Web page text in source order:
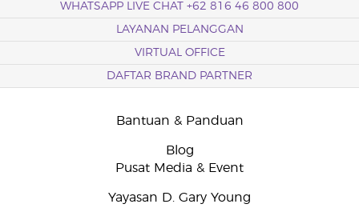
WHATSAPP LIVE CHAT +62 816 46 800 800
LAYANAN PELANGGAN
VIRTUAL OFFICE
DAFTAR BRAND PARTNER
Bantuan & Panduan
Blog
Pusat Media & Event
Yayasan D. Gary Young